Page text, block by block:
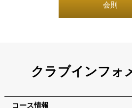
会則
クラブインフォ
コース情報